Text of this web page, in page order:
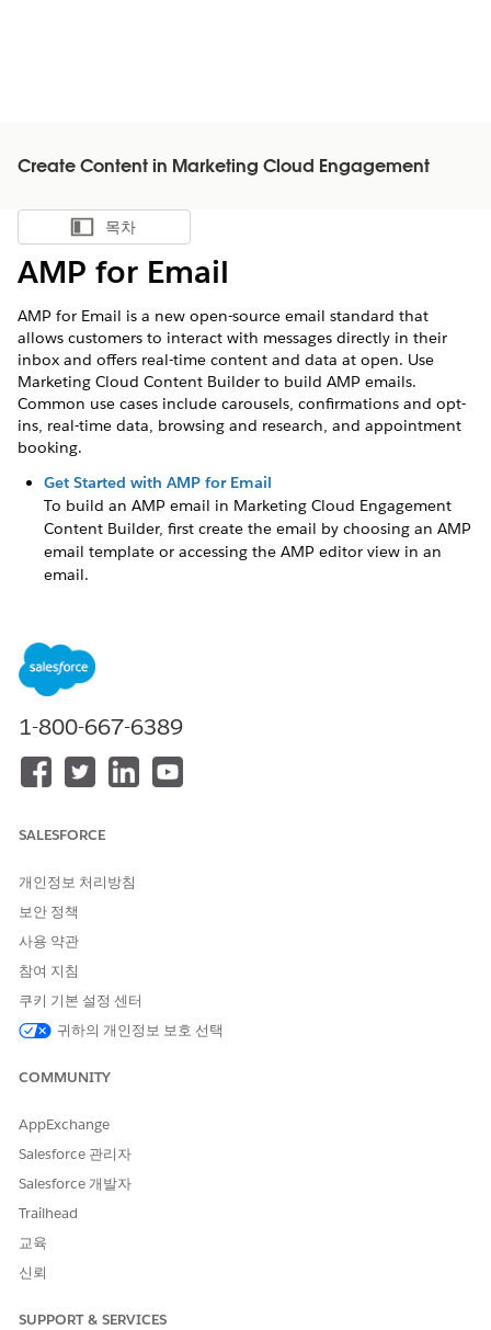
Create Content in Marketing Cloud Engagement
목차 표시
목차
AMP for Email
AMP for Email is a new open-source email standard that
allows customers to interact with messages directly in their
inbox and offers real-time content and data at open. Use
Marketing Cloud Content Builder to build AMP emails.
Common use cases include carousels, confirmations and opt-
ins, real-time data, browsing and research, and appointment
booking.
Get Started with AMP for Email
To build an AMP email in Marketing Cloud Engagement
Content Builder, first create the email by choosing an AMP
email template or accessing the AMP editor view in an
email.
emails in Marketing Cloud Engagement Content Builder.
Appendix: Use GTL with AMP for Email Mustache Syntax
Guide Template Language and AMP Mustache templates
use the same delimiters (double curly braces {{ and }}).
Therefore, when sending AMP containing Mustache
templates through Marketing Cloud Engagement, ensure
GTL delimiters.
1-800-667-6389
SALESFORCE
개인정보 처리방침
보안 정책
사용 약관
참여 지침
쿠키 기본 설정 센터
귀하의 개인정보 보호 선택
COMMUNITY
AppExchange
Salesforce 관리자
Salesforce 개발자
Trailhead
교육
신뢰
SUPPORT & SERVICES